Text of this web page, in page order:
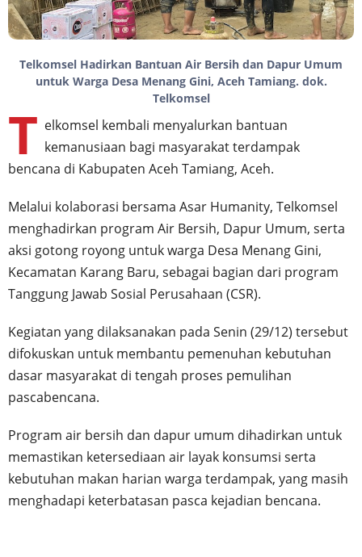
Telkomsel Hadirkan Bantuan Air Bersih dan Dapur Umum
untuk Warga Desa Menang Gini, Aceh Tamiang. dok.
Telkomsel
T elkomsel kembali menyalurkan bantuan
kemanusiaan bagi masyarakat terdampak
bencana di Kabupaten Aceh Tamiang, Aceh.
Melalui kolaborasi bersama Asar Humanity, Telkomsel
menghadirkan program Air Bersih, Dapur Umum, serta
aksi gotong royong untuk warga Desa Menang Gini,
Kecamatan Karang Baru, sebagai bagian dari program
Tanggung Jawab Sosial Perusahaan (CSR).
Kegiatan yang dilaksanakan pada Senin (29/12) tersebut
difokuskan untuk membantu pemenuhan kebutuhan
dasar masyarakat di tengah proses pemulihan
pascabencana.
Program air bersih dan dapur umum dihadirkan untuk
memastikan ketersediaan air layak konsumsi serta
kebutuhan makan harian warga terdampak, yang masih
menghadapi keterbatasan pasca kejadian bencana.